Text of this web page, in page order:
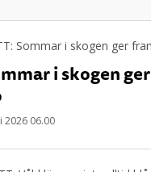
i skogen ger
2026 06.00